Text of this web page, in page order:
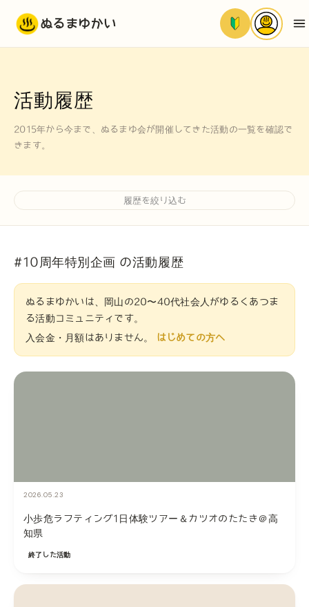
ぬるまゆかい
活動履歴
2015年から今まで、ぬるまゆ会が開催してきた活動の一覧を確認で
きます。
履歴を絞り込む
#10周年特別企画 の活動履歴
ぬるまゆかいは、岡山の20〜40代社会人がゆるくあつま
る活動コミュニティです。
入会金・月額はありません。 はじめての方へ
2026.05.23
小歩危ラフティング1日体験ツアー＆カツオのたたき＠高
知県
終了した活動